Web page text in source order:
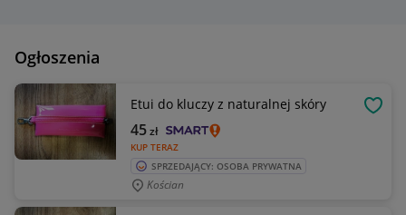
Ogłoszenia
Etui do kluczy z naturalnej skóry
KUP TERAZ
45zł
SPRZEDAJĄCY: OSOBA PRYWATNA
Kościan